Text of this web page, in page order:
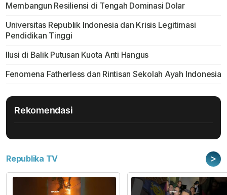
Membangun Resiliensi di Tengah Dominasi Dolar
Universitas Republik Indonesia dan Krisis Legitimasi
Pendidikan Tinggi
Ilusi di Balik Putusan Kuota Anti Hangus
Fenomena Fatherless dan Rintisan Sekolah Ayah Indonesia
Rekomendasi
Republika TV >